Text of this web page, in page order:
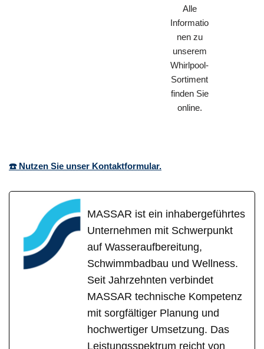
Alle
Informatio
nen zu
unserem
Whirlpool-
Sortiment
finden Sie
online.
☎️ Nutzen Sie unser Kontaktformular.
MASSAR ist ein inhabergeführtes
Unternehmen mit Schwerpunkt
auf Wasseraufbereitung,
Schwimmbadbau und Wellness.
Seit Jahrzehnten verbindet
MASSAR technische Kompetenz
mit sorgfältiger Planung und
hochwertiger Umsetzung. Das
Leistungsspektrum reicht von